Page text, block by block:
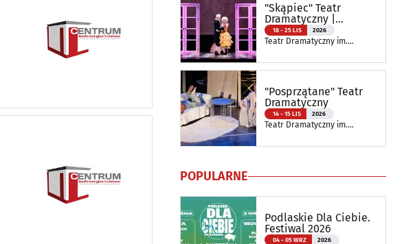
"Skąpiec" Teatr
Dramatyczny |
Spektakl Szkolny
18 - 25 LIS 2026
Teatr Dramatyczny im.
"Posprzątane" Teatr
Dramatyczny
14 - 15 LIS 2026
Teatr Dramatyczny im.
POPULARNE
Podlaskie Dla Ciebie.
Festiwal 2026
04 - 05 WRZ 2026